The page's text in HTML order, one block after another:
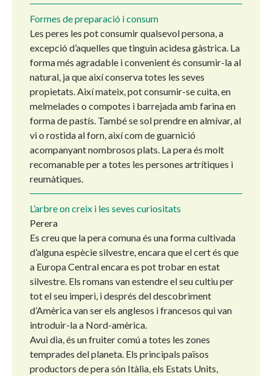
Formes de preparació i consum
Les peres les pot consumir qualsevol persona, a
excepció d’aquelles que tinguin acidesa gàstrica. La
forma més agradable i convenient és consumir-la al
natural, ja que així conserva totes les seves
propietats. Així mateix, pot consumir-se cuita, en
melmelades o compotes i barrejada amb farina en
forma de pastís. També se sol prendre en almívar, al
vi o rostida al forn, així com de guarnició
acompanyant nombrosos plats. La pera és molt
recomanable per a totes les persones artrítiques i
reumàtiques.
L’arbre on creix i les seves curiositats
Perera
Es creu que la pera comuna és una forma cultivada
d’alguna espècie silvestre, encara que el cert és que
a Europa Central encara es pot trobar en estat
silvestre. Els romans van estendre el seu cultiu per
tot el seu imperi, i després del descobriment
d’Amèrica van ser els anglesos i francesos qui van
introduir-la a Nord-amèrica.
Avui dia, és un fruiter comú a totes les zones
temprades del planeta. Els principals països
productors de pera són Itàlia, els Estats Units,